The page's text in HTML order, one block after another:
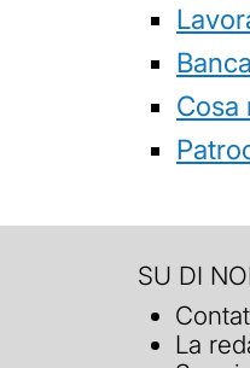
Cosa
SU DI
La